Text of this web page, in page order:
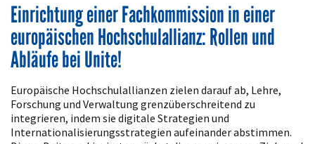
Einrichtung einer Fachkommission in einer
europäischen Hochschulallianz: Rollen und
Abläufe bei Unite!
Artikelinhalt
Europäische Hochschulallianzen zielen darauf ab, Lehre,
Forschung und Verwaltung grenzüberschreitend zu
integrieren, indem sie digitale Strategien und
Internationalisierungsstrategien aufeinander abstimmen.